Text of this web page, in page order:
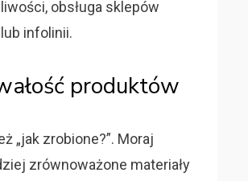
obsługa sklepów
infolinii.
produktów
„jak zrobione?”. Moraj
zrównoważone materiały